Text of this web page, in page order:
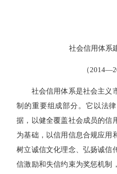
社会信用体系
（
社会信用体系是社会主义
制的重要组成部分。它以法
据，以健全覆盖社会成员的信
为基础，以信用信息合规应用
树立诚信文化理念、弘扬诚信
信激励和失信约束为奖惩机制